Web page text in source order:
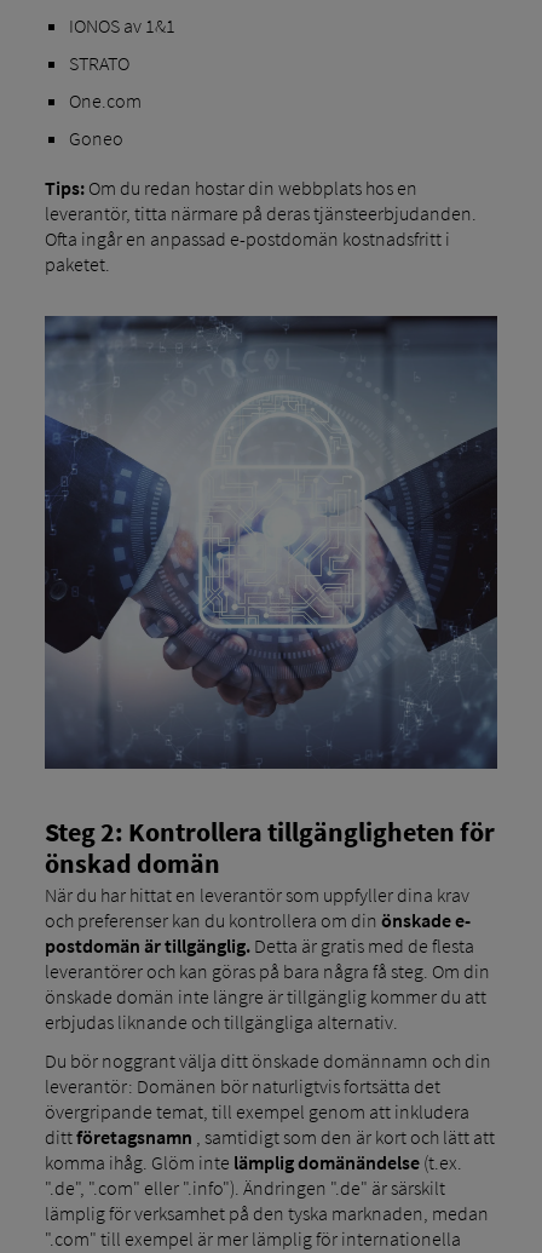
IONOS av 1&1
STRATO
One.com
Goneo
Tips:Om du redan hostar din webbplats hos en
leverantör, titta närmare på deras tjänsteerbjudanden.
Ofta ingår en anpassad e-postdomän kostnadsfritt i
paketet.
Steg 2: Kontrollera tillgängligheten för
önskad domän
När du har hittat en leverantör som uppfyller dina krav
och preferenser kan du kontrollera om din önskade e-
postdomän är tillgänglig.Detta är gratis med de flesta
leverantörer och kan göras på bara några få steg. Om din
önskade domän inte längre är tillgänglig kommer du att
erbjudas liknande och tillgängliga alternativ.
Du bör noggrant välja ditt önskade domännamn och din
leverantör: Domänen bör naturligtvis fortsätta det
övergripande temat, till exempel genom att inkludera
dittföretagsnamn , samtidigt som den är kort och lätt att
komma ihåg. Glöm inte lämplig domänändelse(t.ex.
".de", ".com" eller ".info"). Ändringen ".de" är särskilt
lämplig för verksamhet på den tyska marknaden, medan
".com" till exempel är mer lämplig för internationella